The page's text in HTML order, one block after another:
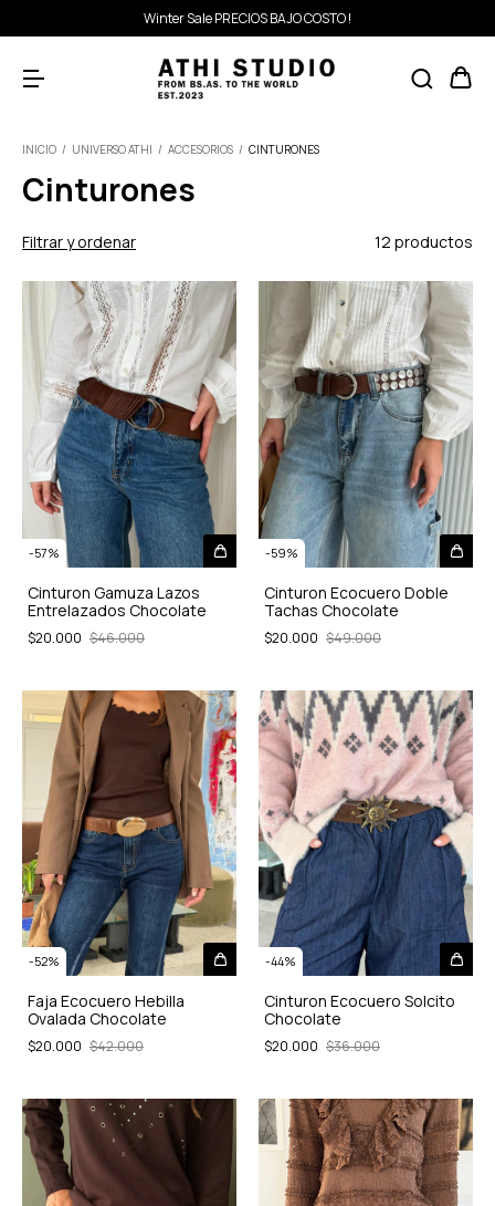
Winter Sale PRECIOS BAJO COSTO !
INICIO / UNIVERSO ATHI / ACCESORIOS / CINTURONES
Cinturones
Filtrar y ordenar 12 productos
-57%
Cinturon Gamuza Lazos
Entrelazados Chocolate
$20.000 $46.000
-59%
Cinturon Ecocuero Doble
Tachas Chocolate
$20.000 $49.000
-52%
Faja Ecocuero Hebilla
Ovalada Chocolate
$20.000 $42.000
-44%
Cinturon Ecocuero Solcito
Chocolate
$20.000 $36.000